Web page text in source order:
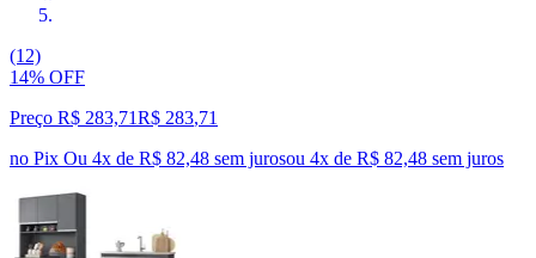
(12)
14% OFF
Preço R$ 283,71R$ 283,71
no Pix Ou 4x de R$ 82,48 sem jurosou 4x de R$ 82,48 sem juros